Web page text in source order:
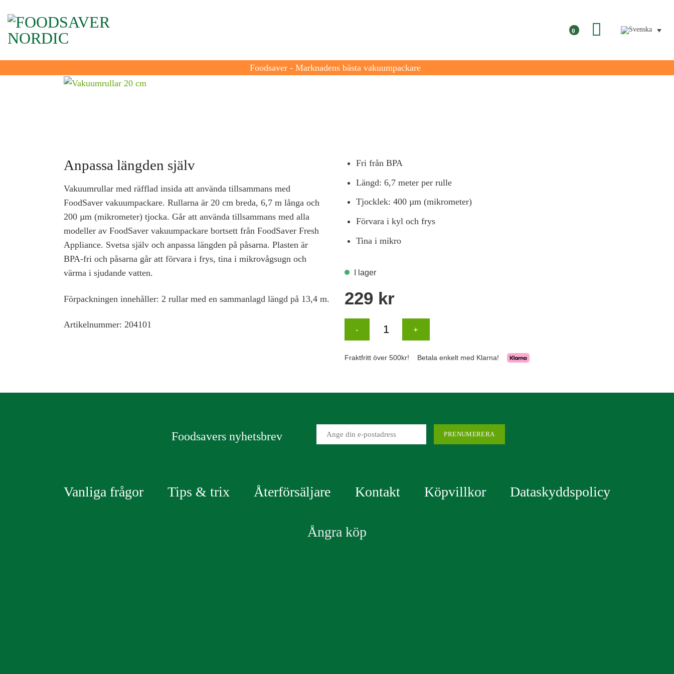
0
Foodsaver - Marknadens bästa vakuumpackare
Anpassa längden själv
Vakuumrullar med räfflad insida att använda tillsammans med
FoodSaver vakuumpackare. Rullarna är 20 cm breda, 6,7 m långa och
200 µm (mikrometer) tjocka. Går att använda tillsammans med alla
modeller av FoodSaver vakuumpackare bortsett från FoodSaver Fresh
Appliance. Svetsa själv och anpassa längden på påsarna. Plasten är
BPA-fri och påsarna går att förvara i frys, tina i mikrovågsugn och
värma i sjudande vatten.
Förpackningen innehåller: 2 rullar med en sammanlagd längd på 13,4 m.
Artikelnummer: 204101
Fri från BPA
Längd: 6,7 meter per rulle
Tjocklek: 400 µm (mikrometer)
Förvara i kyl och frys
Tina i mikro
Foodsavers nyhetsbrev
Vanliga frågor Tips & trix Återförsäljare Kontakt Köpvillkor Dataskyddspolicy
Ångra köp